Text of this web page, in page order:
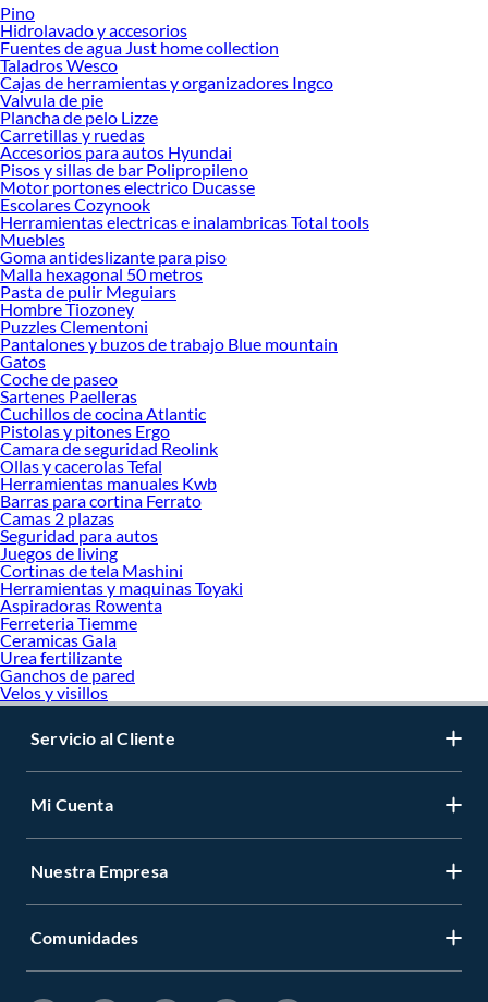
Pino
Hidrolavado y accesorios
Fuentes de agua Just home collection
Taladros Wesco
Cajas de herramientas y organizadores Ingco
Valvula de pie
Plancha de pelo Lizze
Carretillas y ruedas
Accesorios para autos Hyundai
Pisos y sillas de bar Polipropileno
Motor portones electrico Ducasse
Escolares Cozynook
Herramientas electricas e inalambricas Total tools
Muebles
Goma antideslizante para piso
Malla hexagonal 50 metros
Pasta de pulir Meguiars
Hombre Tiozoney
Puzzles Clementoni
Pantalones y buzos de trabajo Blue mountain
Gatos
Coche de paseo
Sartenes Paelleras
Cuchillos de cocina Atlantic
Pistolas y pitones Ergo
Camara de seguridad Reolink
Ollas y cacerolas Tefal
Herramientas manuales Kwb
Barras para cortina Ferrato
Camas 2 plazas
Seguridad para autos
Juegos de living
Cortinas de tela Mashini
Herramientas y maquinas Toyaki
Aspiradoras Rowenta
Ferreteria Tiemme
Ceramicas Gala
Urea fertilizante
Ganchos de pared
Velos y visillos
Servicio al Cliente
Mi Cuenta
Nuestra Empresa
Comunidades